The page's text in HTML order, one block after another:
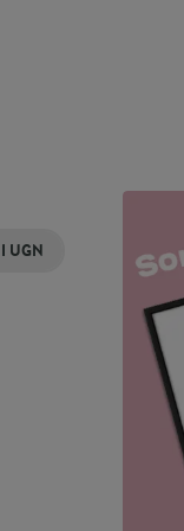
UGN